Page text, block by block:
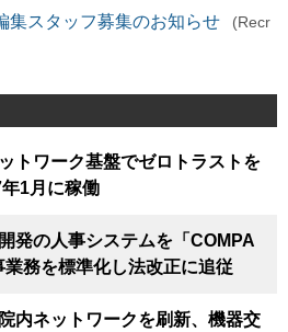
集スタッフ募集のお知らせ
(Recr
トワーク基盤でゼロトラストを
1月に稼働
発の人事システムを「COMPA
業務を標準化し法改正に追従
内ネットワークを刷新、機器交